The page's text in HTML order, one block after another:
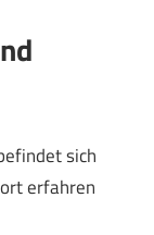
sich
erfahren